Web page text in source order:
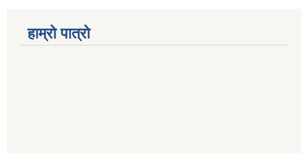
हाम्रो पात्रो